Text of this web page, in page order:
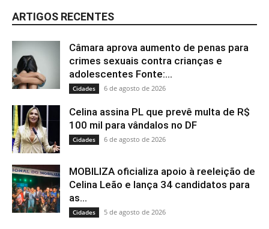
ARTIGOS RECENTES
Câmara aprova aumento de penas para
crimes sexuais contra crianças e
adolescentes Fonte:...
Cidades 6 de agosto de 2026
Celina assina PL que prevê multa de R$
100 mil para vândalos no DF
Cidades 6 de agosto de 2026
MOBILIZA oficializa apoio à reeleição de
Celina Leão e lança 34 candidatos para
as...
Cidades 5 de agosto de 2026